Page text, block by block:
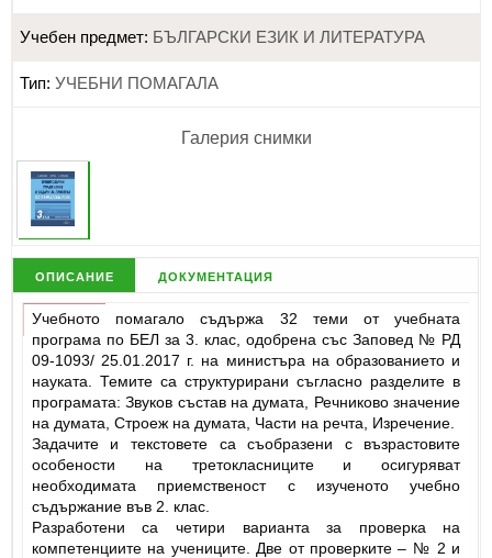
Учебен предмет: БЪЛГАРСКИ ЕЗИК И ЛИТЕРАТУРА
Тип: УЧЕБНИ ПОМАГАЛА
Галерия снимки
описание документация
Учебното помагало съдържа 32 теми от учебната
програма по БЕЛ за 3. клас, одобрена със Заповед № РД
09-1093/ 25.01.2017 г. на министъра на образованието и
науката. Темите са структурирани съгласно разделите в
програмата: Звуков състав на думата, Речниково значение
на думата, Строеж на думата, Части на речта, Изречение.
Задачите и текстовете са съобразени с възрастовите
особености на третокласниците и осигуряват
необходимата приемственост с изученото учебно
съдържание във 2. клас.
Разработени са четири варианта за проверка на
компетенциите на учениците. Две от проверките – № 2 и